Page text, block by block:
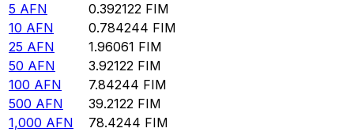
5 AFN 0.392122 FIM
10 AFN 0.784244 FIM
25 AFN 1.96061 FIM
50 AFN 3.92122 FIM
100 AFN 7.84244 FIM
500 AFN 39.2122 FIM
1,000 AFN 78.4244 FIM